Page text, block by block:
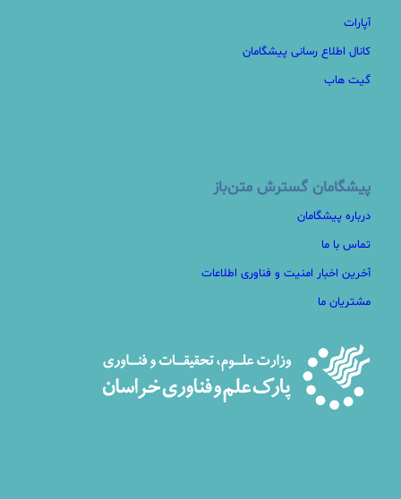
آپارات
کانال اطلاع رسانی پیشگامان
گیت هاب
پیشگامان گسترش متن‌باز
درباره پیشگامان
تماس با ما
آخرین اخبار امنیت و فناوری اطلاعات
مشتریان ما